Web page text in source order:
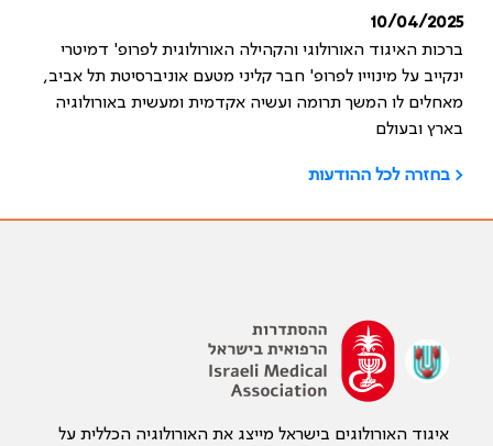
10/04/2025
ברכות האיגוד האורולוגי והקהילה האורולוגית לפרופ' דמיטרי
ינקייב על מינוייו לפרופ' חבר קליני מטעם אוניברסיטת תל אביב,
מאחלים לו המשך תרומה ועשיה אקדמית ומעשית באורולוגיה
בארץ ובעולם
< בחזרה לכל ההודעות
איגוד האורולוגים בישראל מייצג את האורולוגיה הכללית על